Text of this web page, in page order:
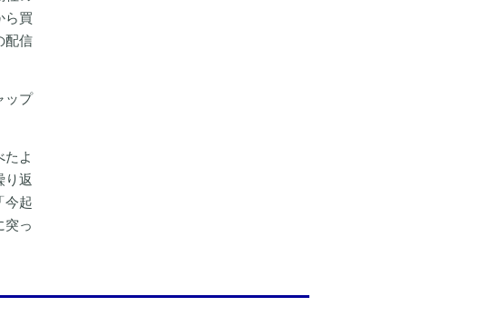
ら買
配信
ップ
よ
り返
今起
突っ